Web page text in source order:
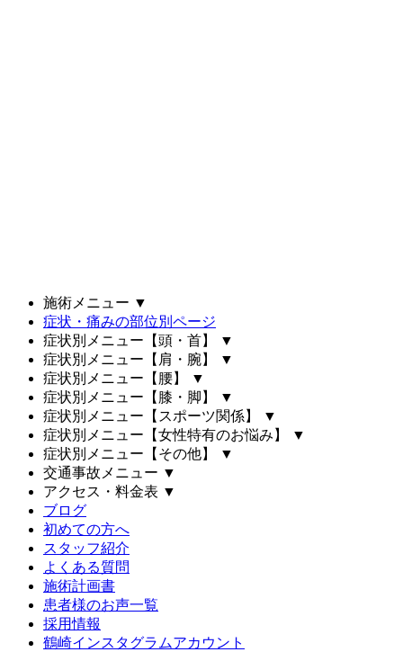
施術メニュー ▼
症状・痛みの部位別ページ
症状別メニュー【頭・首】
▼
症状別メニュー【肩・腕】
▼
症状別メニュー【腰】
▼
症状別メニュー【膝・脚】
▼
症状別メニュー【スポーツ関係】
▼
症状別メニュー【女性特有のお悩み】
▼
症状別メニュー【その他】
▼
交通事故メニュー ▼
アクセス・料金表 ▼
ブログ
初めての方へ
スタッフ紹介
よくある質問
施術計画書
患者様のお声一覧
採用情報
鶴崎インスタグラムアカウント